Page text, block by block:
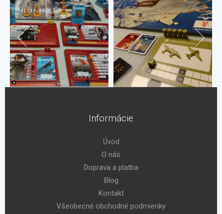
Informácie
Úvod
O nás
Doprava a platba
Blog
Kontakt
Všeobecné obchodné podmienky